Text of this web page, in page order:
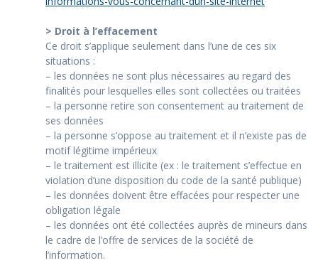
> Droit à l’effacement
Ce droit s’applique seulement dans l’une de ces six
situations :
– les données ne sont plus nécessaires au regard des
finalités pour lesquelles elles sont collectées ou traitées
– la personne retire son consentement au traitement de
ses données
– la personne s’oppose au traitement et il n’existe pas de
motif légitime impérieux
– le traitement est illicite (ex : le traitement s’effectue en
violation d’une disposition du code de la santé publique)
– les données doivent être effacées pour respecter une
obligation légale
– les données ont été collectées auprès de mineurs dans
le cadre de l’offre de services de la société de
l’information.